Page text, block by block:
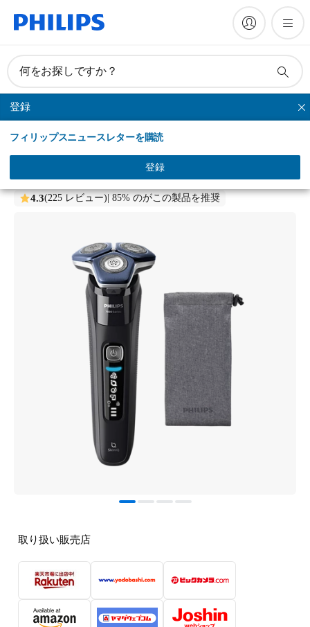
何をお探しですか？
登録
フィリップスニュースレターを購読
登録
シリーズシェーバー
ウェット＆ドライ電動シェーバー
4.3(225 レビュー) | 85% のがこの製品を推奨
取り扱い販売店